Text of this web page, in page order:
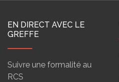
EN DIRECT AVEC LE
GREFFE
Suivre une formalité au
RCS